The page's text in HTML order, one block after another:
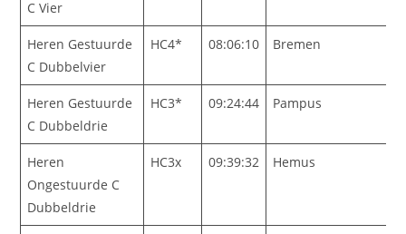
C Vier
Heren Gestuurde
C Dubbelvier
HC4* 08:06:10 Bremen
Heren Gestuurde
C Dubbeldrie
HC3* 09:24:44 Pampus
Heren
Ongestuurde C
Dubbeldrie
HC3x 09:39:32 Hemus